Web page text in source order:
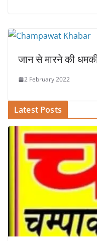
जान से मारने की धमकी
2 February 2022
Latest Posts